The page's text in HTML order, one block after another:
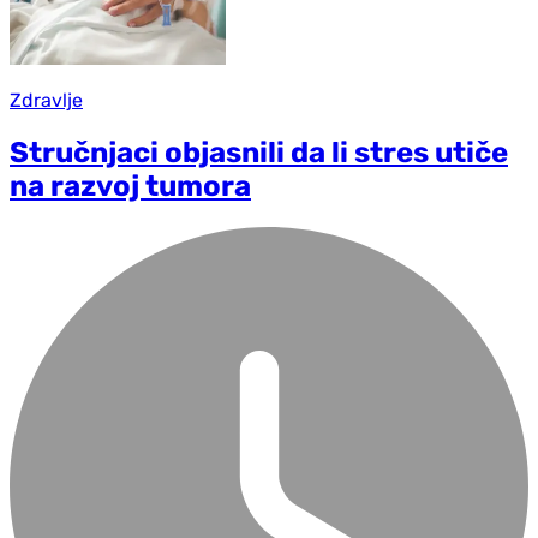
Zdravlje
Stručnjaci objasnili da li stres utiče
na razvoj tumora